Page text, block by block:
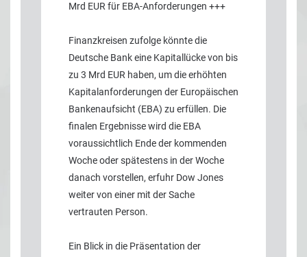
Mrd EUR für EBA-Anforderungen +++
Finanzkreisen zufolge könnte die
Deutsche Bank eine Kapitallücke von bis
zu 3 Mrd EUR haben, um die erhöhten
Kapitalanforderungen der Europäischen
Bankenaufsicht (EBA) zu erfüllen. Die
finalen Ergebnisse wird die EBA
voraussichtlich Ende der kommenden
Woche oder spätestens in der Woche
danach vorstellen, erfuhr Dow Jones
weiter von einer mit der Sache
vertrauten Person.
Ein Blick in die Präsentation der